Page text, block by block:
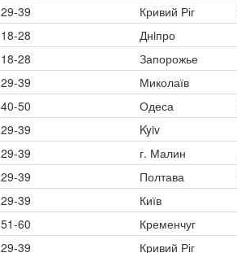
29-39 Кривий Ріг
18-28
Днiпро
18-28
Запорожье
29-39
Миколаїв
40-50 Одеса
29-39
Kyiv
29-39 г. Малин
29-39 Полтава
29-39
Київ
51-60
Кременчуг
29-39
Кривий Ріг